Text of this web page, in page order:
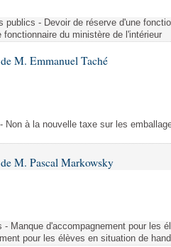
publics - Devoir de réserve d'une
fonctionnaire du ministère de l'intérieur
M. Emmanuel Taché
Non à la nouvelle taxe sur les
M. Pascal Markowsky
- Manque d'accompagnement pour les
pour les élèves en situation de